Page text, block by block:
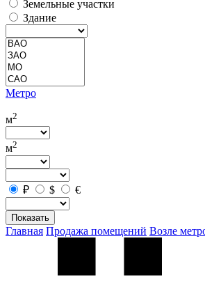
Земельные участки
Здание
Метро
м2
м2
₽ $ €
Показать
Главная Продажа помещений Возле